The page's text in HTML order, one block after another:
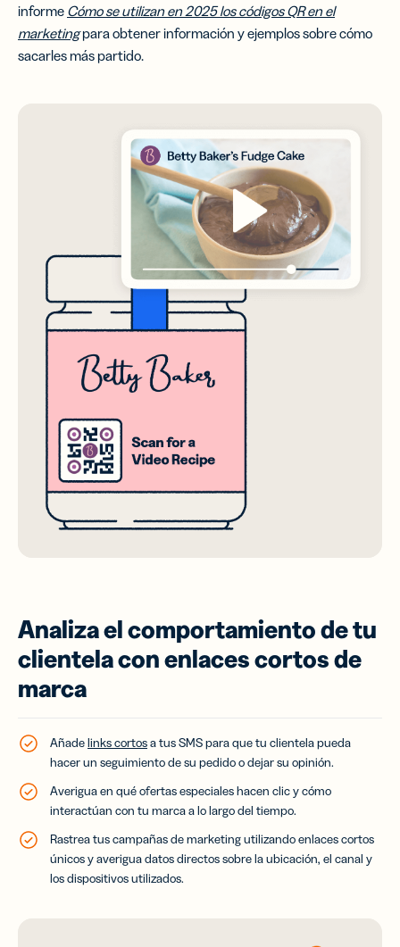
informe Cómo se utilizan en 2025 los códigos QR en el
marketingpara obtener información y ejemplos sobre cómo
sacarles más partido.
Analiza el comportamiento de tu
clientela con enlaces cortos de
marca
Añadelinks cortosa tus SMS para que tu clientela pueda
hacer un seguimiento de su pedido o dejar su opinión.
Averigua en qué ofertas especiales hacen clic y cómo
interactúan con tu marca a lo largo del tiempo.
Rastrea tus campañas de marketing utilizando enlaces cortos
únicos y averigua datos directos sobre la ubicación, el canal y
los dispositivos utilizados.